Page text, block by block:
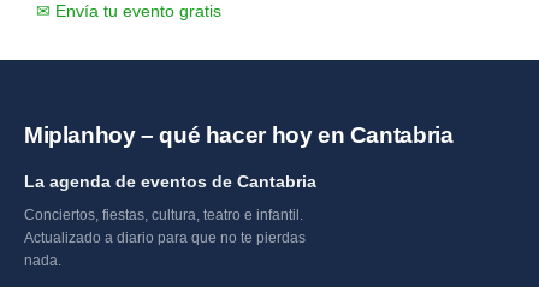
✉ Envía tu evento gratis
Miplanhoy – qué hacer hoy en Cantabria
La agenda de eventos de Cantabria
Conciertos, fiestas, cultura, teatro e infantil.
Actualizado a diario para que no te pierdas
nada.